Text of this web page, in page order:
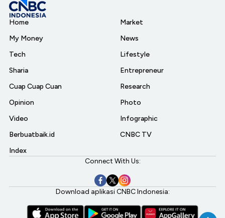
Home
My Money
Tech
Sharia
Cuap Cuap Cuan
Opinion
Video
Berbuatbaik.id
Index
Market
News
Lifestyle
Entrepreneur
Research
Photo
Infographic
CNBC TV
Connect With Us:
Download aplikasi CNBC Indonesia: